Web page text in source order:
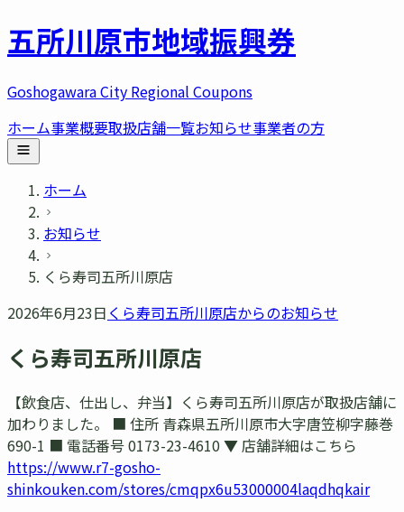
五所川原市地域振興券
Goshogawara City Regional Coupons
ホーム事業概要取扱店舗一覧お知らせ事業者の方
ホーム
お知らせ
くら寿司五所川原店
2026年6月23日 くら寿司五所川原店からのお知らせ
くら寿司五所川原店
【飲食店、仕出し、弁当】くら寿司五所川原店が取扱店舗に
加わりました。 ■ 住所 青森県五所川原市大字唐笠柳字藤巻
690-1 ■ 電話番号 0173-23-4610 ▼ 店舗詳細はこちら
https://www.r7-gosho-
shinkouken.com/stores/cmqpx6u53000004laqdhqkair